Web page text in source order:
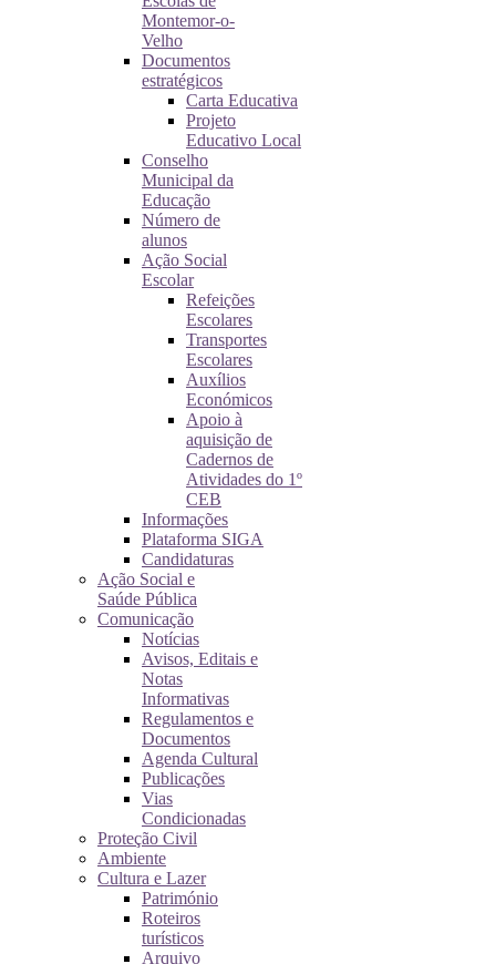
Montemor-o-
Velho
Documentos
estratégicos
Carta Educativa
Projeto
Educativo Local
Conselho
Municipal da
Educação
Número de
alunos
Ação Social
Escolar
Refeições
Escolares
Transportes
Escolares
Auxílios
Económicos
Apoio à
aquisição de
Cadernos de
Atividades do 1º
CEB
Informações
Plataforma SIGA
Candidaturas
Ação Social e
Saúde Pública
Comunicação
Notícias
Avisos, Editais e
Notas
Informativas
Regulamentos e
Documentos
Agenda Cultural
Publicações
Vias
Condicionadas
Proteção Civil
Ambiente
Cultura e Lazer
Património
Roteiros
turísticos
Arquivo